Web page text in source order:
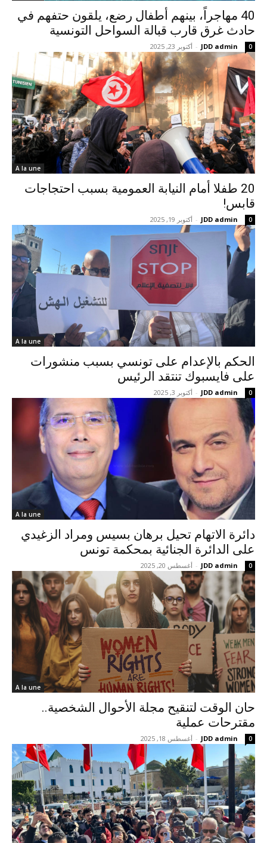
40 مهاجراً، بينهم أطفال رضع، يلقون حتفهم في
حادث غرق قارب قبالة السواحل التونسية
JDD admin
- أكتوبر 23, 2025 0
A la une
20 طفلا أمام النيابة العمومية بسبب احتجاجات
قابس!
JDD admin
- أكتوبر 19, 2025 0
A la une
الحكم بالإعدام على تونسي بسبب منشورات
على فايسبوك تنتقد الرئيس
JDD admin
- أكتوبر 3, 2025 0
A la une
دائرة الاتهام تحيل برهان بسيس ومراد الزغيدي
على الدائرة الجنائية بمحكمة تونس
JDD admin
- أغسطس 20, 2025 0
A la une
حان الوقت لتنقيح مجلة الأحوال الشخصية..
مقترحات عملية
JDD admin
- أغسطس 18, 2025 0